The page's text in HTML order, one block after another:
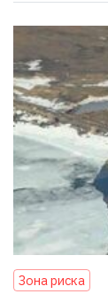
Зона риска